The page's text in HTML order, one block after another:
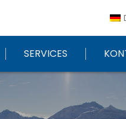
SERVICES